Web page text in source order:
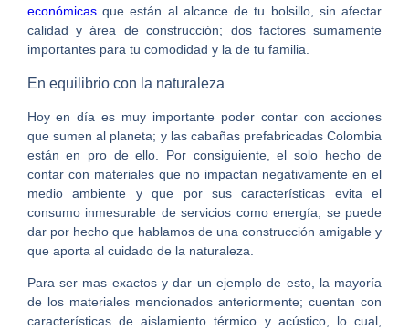
económicasque están al alcance de tu bolsillo, sin afectar
calidad y área de construcción; dos factores sumamente
importantes para tu comodidad y la de tu familia.
En equilibrio con la naturaleza
Hoy en día es muy importante poder contar con acciones
que sumen al planeta; y las cabañas prefabricadas Colombia
están en pro de ello. Por consiguiente, el solo hecho de
contar con materiales que no impactan negativamente en el
medio ambiente y que por sus características evita el
consumo inmesurable de servicios como energía, se puede
dar por hecho que hablamos de una construcción amigable y
que aporta al cuidado de la naturaleza.
Para ser mas exactos y dar un ejemplo de esto, la mayoría
de los materiales mencionados anteriormente; cuentan con
características de aislamiento térmico y acústico, lo cual,